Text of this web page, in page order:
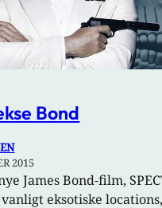
Bond
2015
James Bond-film,
eksotiske locations,